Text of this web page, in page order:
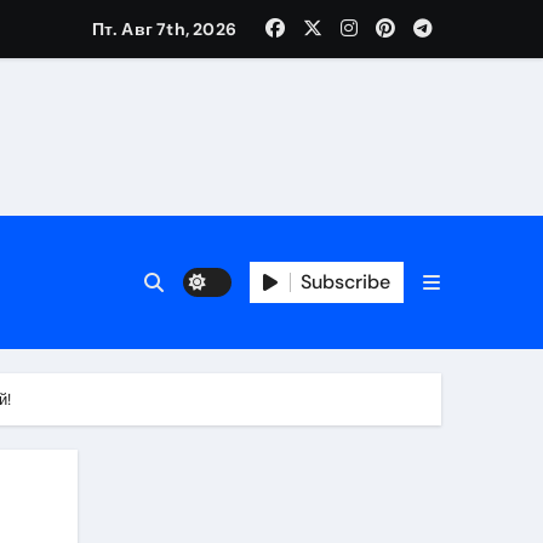
Пт. Авг 7th, 2026
Subscribe